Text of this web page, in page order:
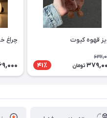
قهوه کیوت
تومان 41٪
چراغ